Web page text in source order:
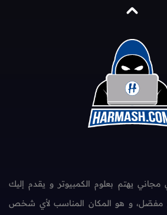
يهتم بعلوم الكمبيوتر و يقدم إليك
مفصّل، و هو المكان المناسب لأي شخص